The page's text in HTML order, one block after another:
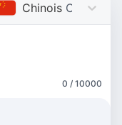
Chinois Chinese
0 / 10000